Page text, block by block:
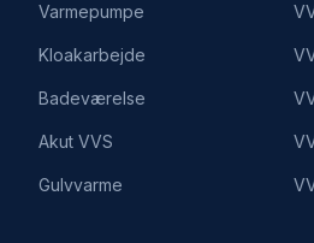
Varmepumpe
Kloakarbejde
Badeværelse
Akut VVS
Gulvvarme